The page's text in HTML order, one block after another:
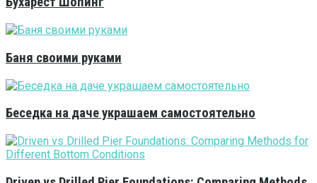
Баня своими руками
Беседка на даче украшаем самостоятельно